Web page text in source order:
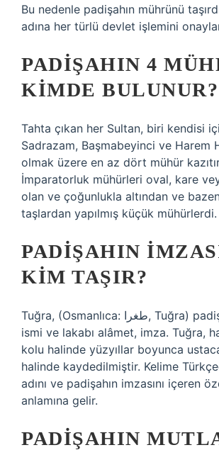
Bu nedenle padişahın mührünü
adına her türlü devlet işlemini
PADIŞAHIN 4
KIMDE BULUNUR?
Tahta çıkan her Sultan, biri kendisi
Sadrazam, Başmabeyinci ve Harem
olmak üzere en az dört mühür
İmparatorluk mühürleri oval, kare
olan ve çoğunlukla altından ve
taşlardan yapılmış küçük mühürlerdi.
PADIŞAHIN
KIM TAŞIR?
Tuğra, (Osmanlıca: طغرا, Tuğra) padiş bulunanahın
ismi ve lakabı alâmet, imza. Tuğra,
kolu halinde yüzyıllar boyunca
halinde kaydedilmiştir. Kelime
adını ve padişahın imzasını içeren
anlamına gelir.
PADIŞAHIN